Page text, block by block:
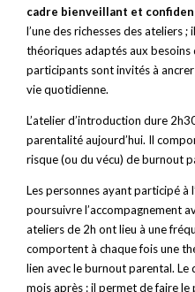
cadre bienveillant et
l’une des richesses des ateliers
théoriques adaptés aux besoins
participants sont invités à
vie quotidienne.
L’atelier d’introduction dure
parentalité aujourd’hui. Il
risque (ou du vécu) de burnout
Les personnes ayant participé à
poursuivre l’accompagnement
ateliers de 2h ont lieu à une
comportent à chaque fois une
lien avec le burnout parental.
mois après : il permet de faire